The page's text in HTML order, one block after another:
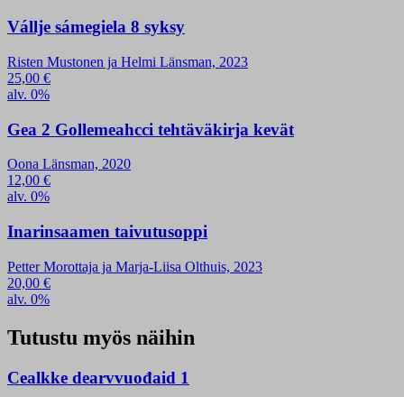
Vállje sámegiela 8 syksy
Risten Mustonen ja Helmi Länsman, 2023
25,00 €
alv. 0%
Gea 2 Gollemeahcci tehtäväkirja kevät
Oona Länsman, 2020
12,00 €
alv. 0%
Inarinsaamen taivutusoppi
Petter Morottaja ja Marja-Liisa Olthuis, 2023
20,00 €
alv. 0%
Tutustu myös näihin
Cealkke dearvvuođaid 1